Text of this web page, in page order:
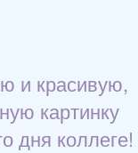
и красивую,
картинку
дня коллеге!